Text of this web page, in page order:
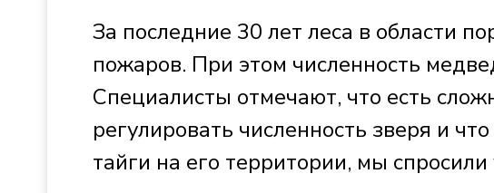
За последние 30 лет леса в области
пожаров. При этом численность
Специалисты отмечают, что есть
регулировать численность зверя и
тайги на его территории, мы